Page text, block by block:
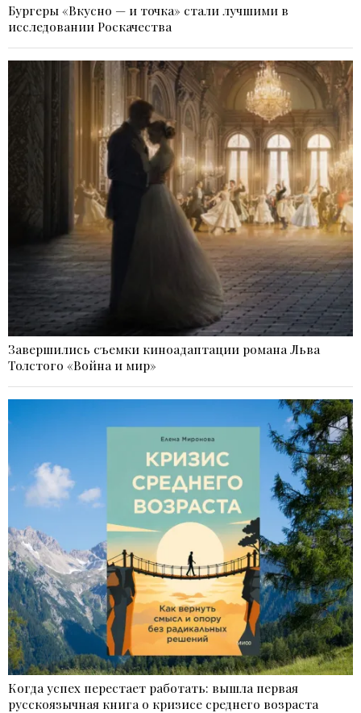
Бургеры «Вкусно — и точка» стали лучшими в
исследовании Роскачества
Завершились съемки киноадаптации романа Льва
Толстого «Война и мир»
Когда успех перестает работать: вышла первая
русскоязычная книга о кризисе среднего возраста